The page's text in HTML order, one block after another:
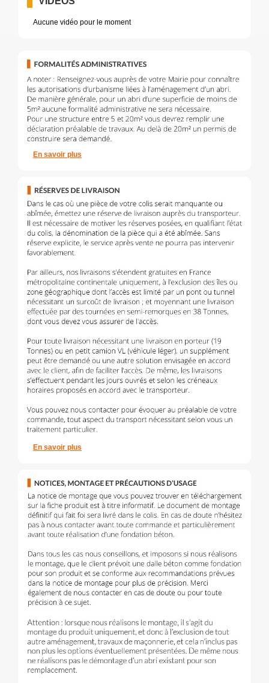
Aucune vidéo pour le moment
En savoir plus
En savoir plus